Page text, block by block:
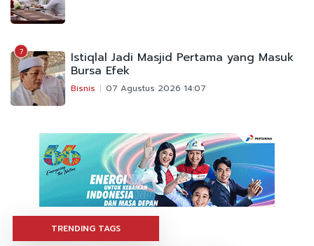
7 Istiqlal Jadi Masjid Pertama yang Masuk
Bursa Efek
Bisnis 07 Agustus 2026 14:07
TRENDING TAGS